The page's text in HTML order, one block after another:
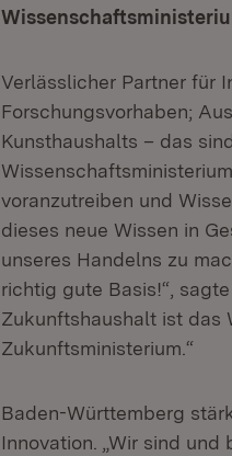
Verlässlicher Partner für
Forschungsvorhaben;
Kunsthaushalts – das
voranzutreiben und
dieses neue Wissen in
unseres Handelns zu
richtig gute Basis!“,
Zukunftshaushalt ist das
Zukunftsministerium.“
Baden-Württemberg
Innovation. „Wir sind